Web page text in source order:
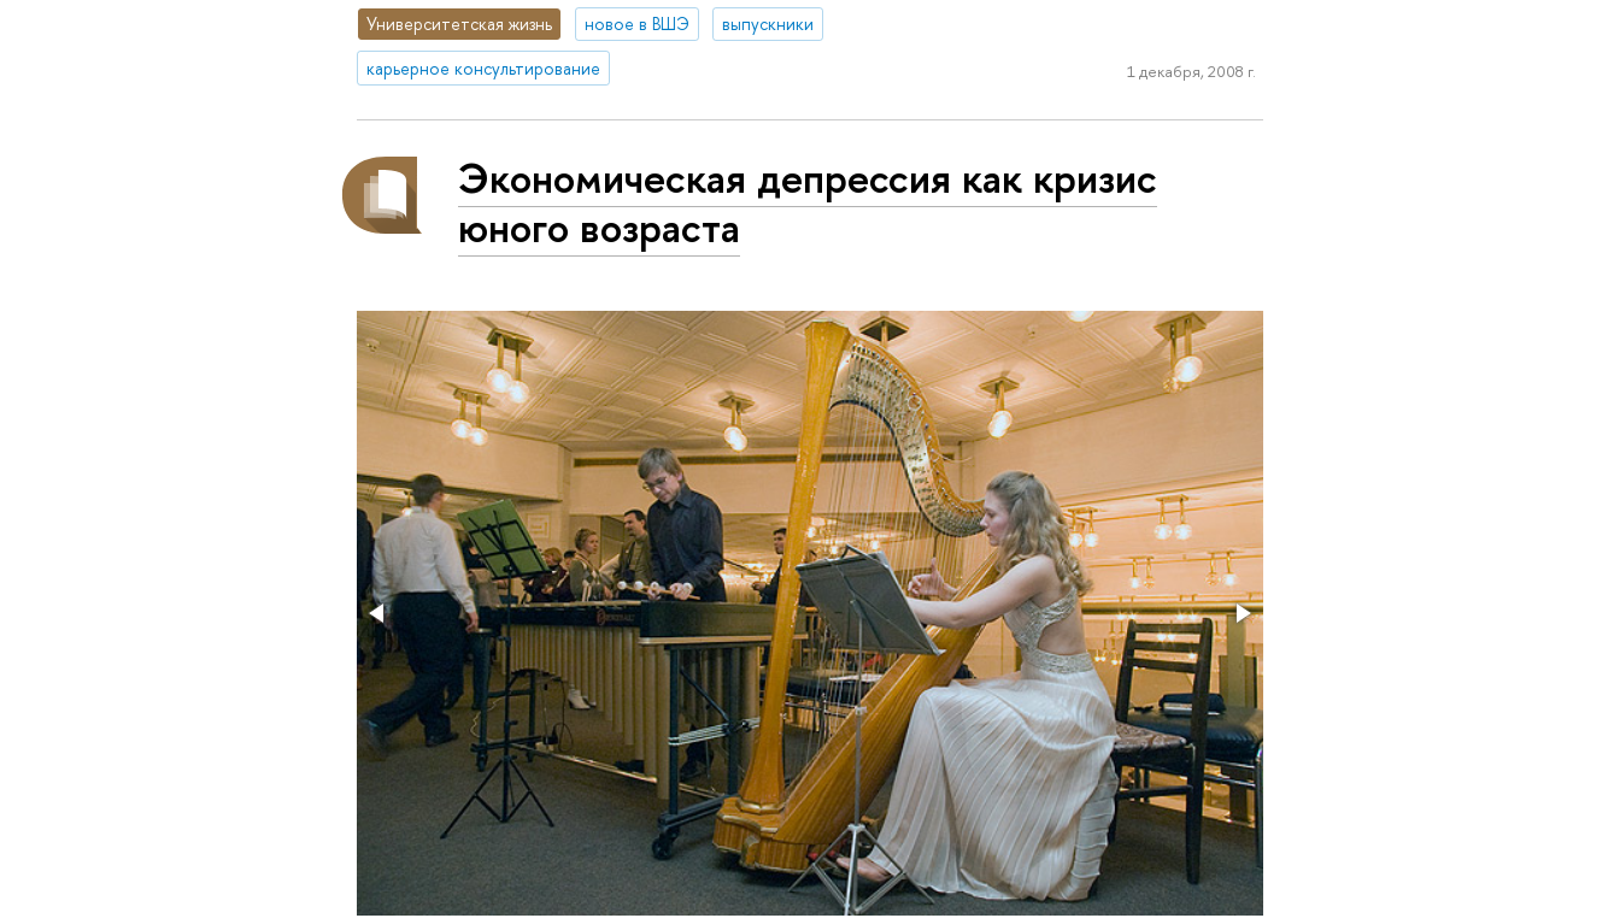
Университетская жизнь новое в ВШЭ
выпускники
карьерное консультирование
1 декабря, 2008 г.
Экономическая депрессия как кризис
юного возраста